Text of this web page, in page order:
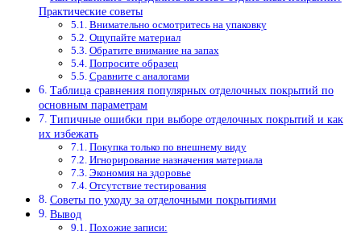
Практические советы
Внимательно осмотритесь на упаковку
Ощупайте материал
Обратите внимание на запах
Попросите образец
Сравните с аналогами
Таблица сравнения популярных отделочных покрытий по
основным параметрам
Типичные ошибки при выборе отделочных покрытий и как
их избежать
Покупка только по внешнему виду
Игнорирование назначения материала
Экономия на здоровье
Отсутствие тестирования
Советы по уходу за отделочными покрытиями
Вывод
Похожие записи: